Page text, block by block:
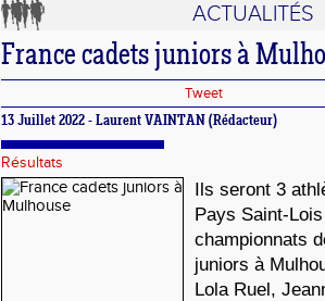
ACTUALITÉS
France cadets juniors à
Tweet
13 Juillet 2022 - Laurent VAINTAN (Rédacteur)
Résultats
Ils seront 3
Pays Saint-
championnats
juniors à
Lola Ruel,